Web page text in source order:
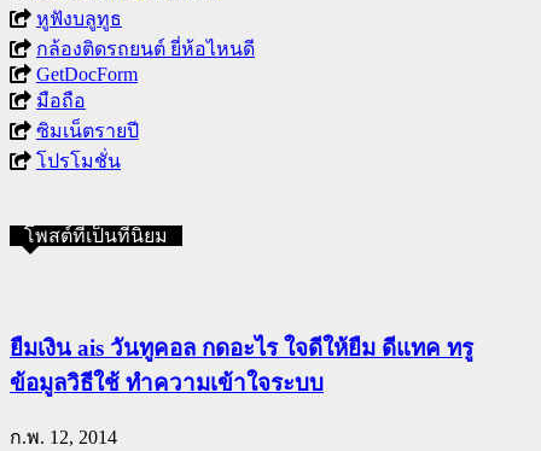
หูฟังบลูทูธ
กล้องติดรถยนต์ ยี่ห้อไหนดี
GetDocForm
มือถือ
ซิมเน็ตรายปี
โปรโมชั่น
โพสต์ที่เป็นที่นิยม
ยืมเงิน ais วันทูคอล กดอะไร ใจดีให้ยืม ดีแทค ทรู
ข้อมูลวิธีใช้ ทำความเข้าใจระบบ
ก.พ. 12, 2014